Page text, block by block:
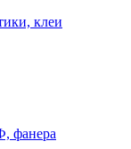
клеи
фанера